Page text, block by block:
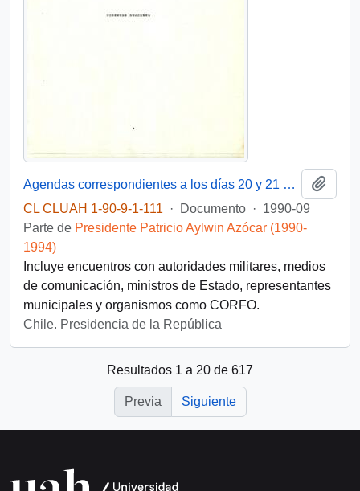
Agendas correspondientes a los días 20 y 21 de septiembre de 1990, detallando reuniones y audiencias del Presidente de la República
CL CLUAH 1-90-9-1-111
· Documento · 1990-09
Parte de Presidente Patricio Aylwin Azócar (1990-
1994)
Incluye encuentros con autoridades militares, medios
de comunicación, ministros de Estado, representantes
municipales y organismos como CORFO.
Chile. Presidencia de la República
Resultados 1 a 20 de 617
Previa Siguiente